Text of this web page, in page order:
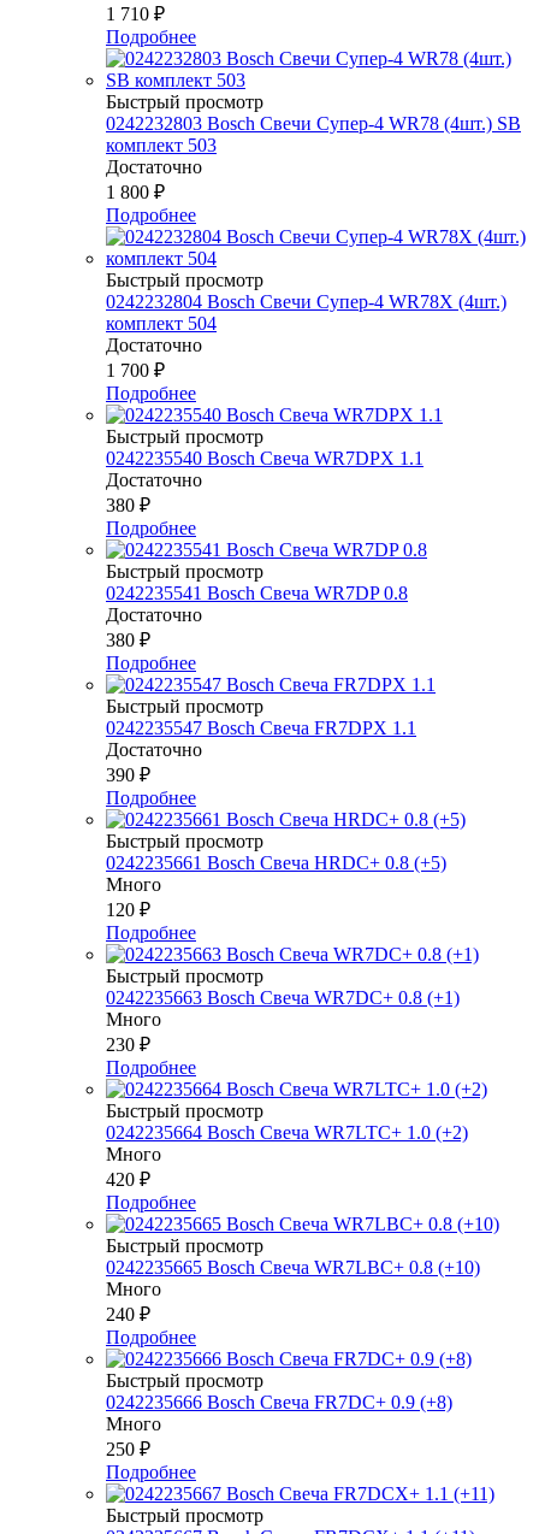
1 710 ₽
Подробнее
Быстрый просмотр
0242232803 Bosch Свечи Супер-4 WR78 (4шт.) SB
комплект 503
Достаточно
1 800 ₽
Подробнее
Быстрый просмотр
0242232804 Bosch Свечи Супер-4 WR78Х (4шт.)
комплект 504
Достаточно
1 700 ₽
Подробнее
Быстрый просмотр
0242235540 Bosch Свеча WR7DPX 1.1
Достаточно
380 ₽
Подробнее
Быстрый просмотр
0242235541 Bosch Свеча WR7DP 0.8
Достаточно
380 ₽
Подробнее
Быстрый просмотр
0242235547 Bosch Свеча FR7DPX 1.1
Достаточно
390 ₽
Подробнее
Быстрый просмотр
0242235661 Bosch Свеча HRDC+ 0.8 (+5)
Много
120 ₽
Подробнее
Быстрый просмотр
0242235663 Bosch Свеча WR7DC+ 0.8 (+1)
Много
230 ₽
Подробнее
Быстрый просмотр
0242235664 Bosch Свеча WR7LTC+ 1.0 (+2)
Много
420 ₽
Подробнее
Быстрый просмотр
0242235665 Bosch Свеча WR7LBC+ 0.8 (+10)
Много
240 ₽
Подробнее
Быстрый просмотр
0242235666 Bosch Свеча FR7DC+ 0.9 (+8)
Много
250 ₽
Подробнее
Быстрый просмотр